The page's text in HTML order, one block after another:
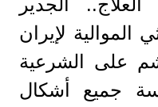
الجدير
الموالية لإيران
على الشرعية
جميع أشكال